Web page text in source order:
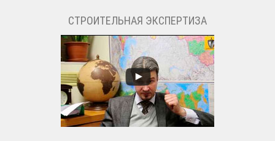
СТРОИТЕЛЬНАЯ ЭКСПЕРТИЗА